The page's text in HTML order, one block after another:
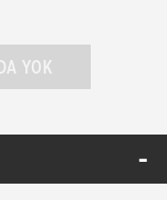
YOK